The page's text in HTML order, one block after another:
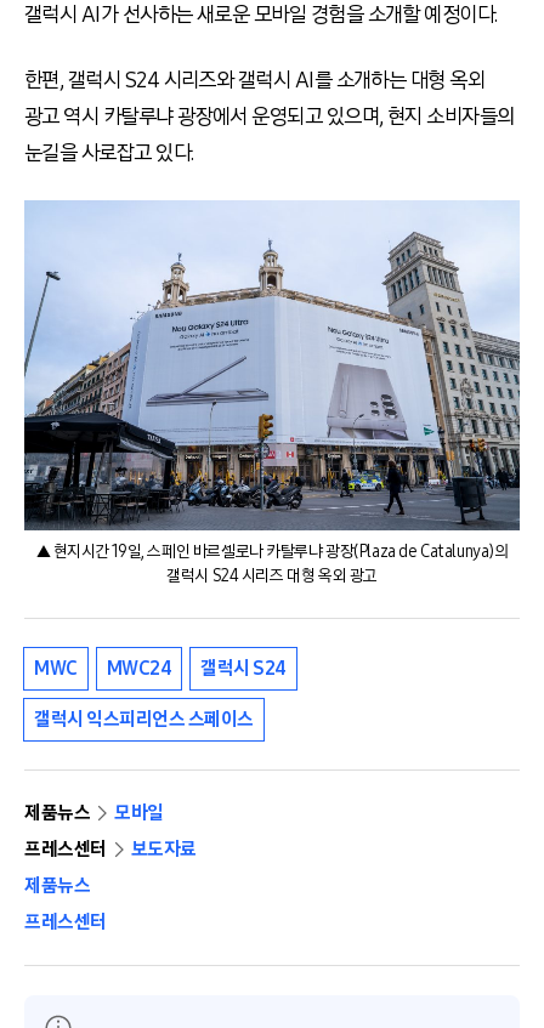
갤럭시 AI가 선사하는 새로운 모바일 경험을 소개할 예정이다.
한편, 갤럭시 S24 시리즈와 갤럭시 AI를 소개하는 대형 옥외
광고 역시 카탈루냐 광장에서 운영되고 있으며, 현지 소비자들의
눈길을 사로잡고 있다.
▲ 현지시간 19일, 스페인 바르셀로나 카탈루냐 광장(Plaza de Catalunya)의
갤럭시 S24 시리즈 대형 옥외 광고
MWC MWC24 갤럭시 S24
갤럭시 익스피리언스 스페이스
제품뉴스
모바일
프레스센터
보도자료
제품뉴스
프레스센터